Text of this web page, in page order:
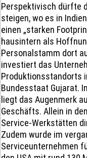
Perspektivisch dürfte
steigen, wo es in
einen „starken
hausintern als
Personalstamm dort
investiert das
Produktionsstandorts
Bundesstaat Gujarat.
liegt das Augenmerk
Geschäfts. Allein in
Service-Werkstätten
Zudem wurde im
Serviceunternehmen